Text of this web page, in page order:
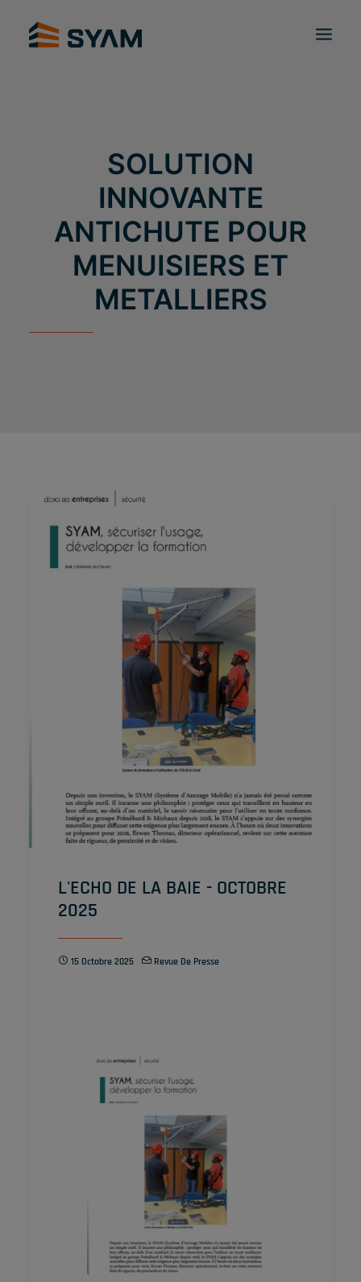
SOLUTION
INNOVANTE
ANTICHUTE POUR
MENUISIERS ET
METALLIERS
L'ECHO DE LA BAIE - OCTOBRE
2025
15 Octobre 2025 Revue De Presse